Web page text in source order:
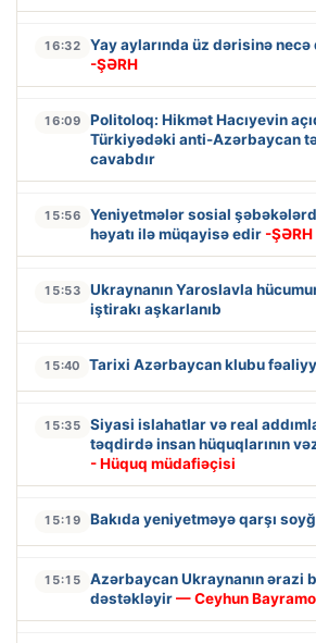
16:32
Yay aylarında üz dərisinə
-ŞƏRH
16:09
Politoloq: Hikmət Hacıyevin
Türkiyədəki anti-Azərbaycan
cavabdır
15:56
Yeniyetmələr sosial
həyatı ilə müqayisə edir -ŞƏRH
15:53
Ukraynanın Yaroslavla
iştirakı aşkarlanıb
15:40 Tarixi Azərbaycan klubu
15:35
Siyasi islahatlar və real
təqdirdə insan hüquqlarının
- Hüquq müdafiəçisi
15:19 Bakıda yeniyetməyə qarşı
15:15
Azərbaycan Ukraynanın ərazi
dəstəkləyir— Ceyhun